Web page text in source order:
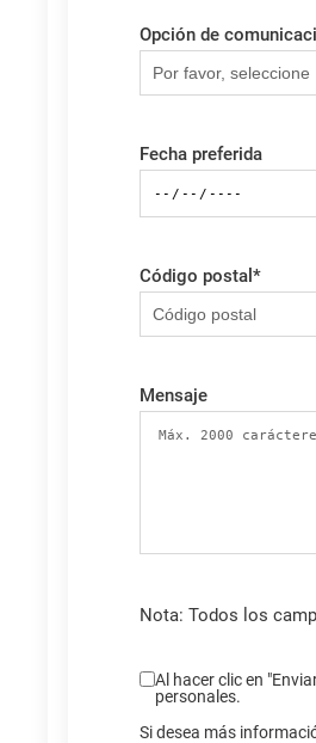
Opción de
Fecha preferida
Código postal *
Mensaje
Nota: Todos los
Al hacer clic en
personales.
Si desea más